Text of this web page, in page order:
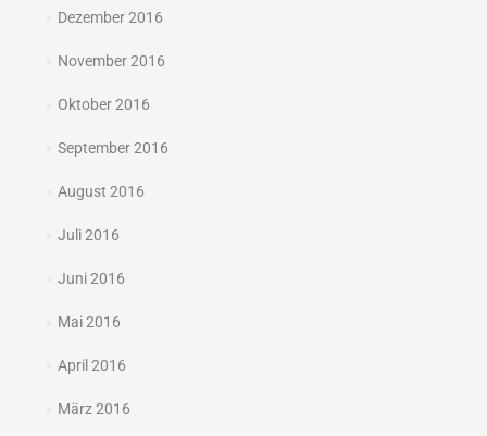
Dezember 2016
November 2016
Oktober 2016
September 2016
August 2016
Juli 2016
Juni 2016
Mai 2016
April 2016
März 2016